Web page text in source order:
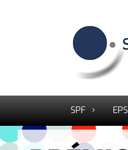
SPF EPS